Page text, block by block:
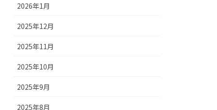
2026年1月
2025年12月
2025年11月
2025年10月
2025年9月
2025年8月